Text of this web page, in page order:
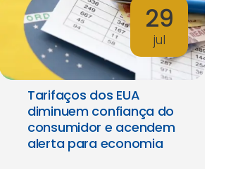
29
jul
Tarifaços dos EUA
diminuem confiança do
consumidor e acendem
alerta para economia